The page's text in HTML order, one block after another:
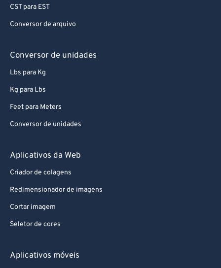
CST para EST
Conversor de arquivo
Conversor de unidades
Lbs para Kg
Kg para Lbs
Feet para Meters
Conversor de unidades
Aplicativos da Web
Criador de colagens
Redimensionador de imagens
Cortar imagem
Seletor de cores
Aplicativos móveis